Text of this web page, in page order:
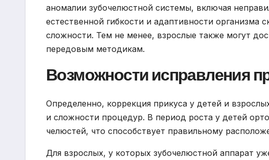
аномалии зубочелюстной системы, включая
естественной гибкости и адаптивности организма
сложности. Тем не менее, взрослые также могут
передовым методикам.
Возможности исправления
Определенно, коррекция прикуса у детей и
и сложности процедур. В период роста у детей
челюстей, что способствует правильному
Для взрослых, у которых зубочелюстной аппарат